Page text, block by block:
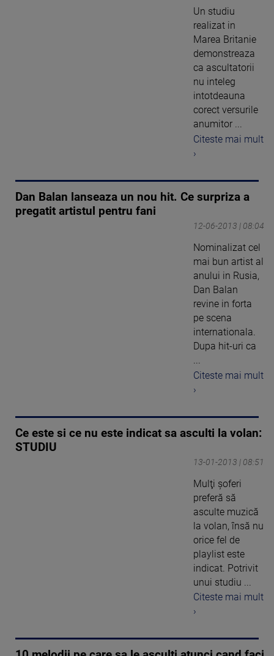
Un studiu
realizat in
Marea Britanie
demonstreaza
ca ascultatorii
nu inteleg
intotdeauna
corect versurile
anumitor ...
Citeste mai mult
›
Dan Balan lanseaza un nou hit. Ce surpriza a
pregatit artistul pentru fani
12-06-2013 | 08:04
Nominalizat cel
mai bun artist al
anului in Rusia,
Dan Balan
revine in forta
pe scena
internationala.
Dupa hit-uri ca
...
Citeste mai mult
›
Ce este si ce nu este indicat sa asculti la volan:
STUDIU
13-01-2013 | 08:51
Mulţi şoferi
preferă să
asculte muzică
la volan, însă nu
orice fel de
playlist este
indicat. Potrivit
unui studiu ...
Citeste mai mult
›